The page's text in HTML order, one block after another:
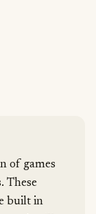
of games
These
built in